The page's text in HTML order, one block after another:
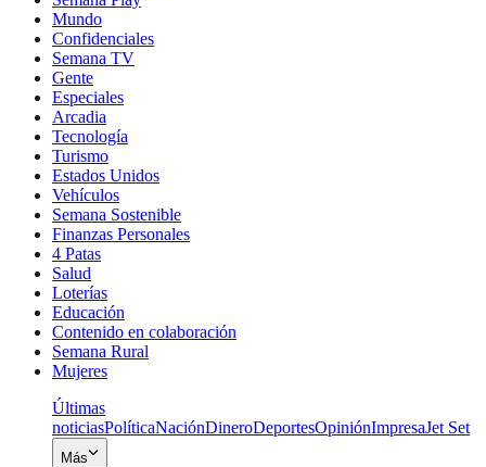
Mundo
Confidenciales
Semana TV
Gente
Especiales
Arcadia
Tecnología
Turismo
Estados Unidos
Vehículos
Semana Sostenible
Finanzas Personales
4 Patas
Salud
Loterías
Educación
Contenido en colaboración
Semana Rural
Mujeres
Últimas
noticiasPolíticaNaciónDineroDeportesOpiniónImpresaJet Set
Más